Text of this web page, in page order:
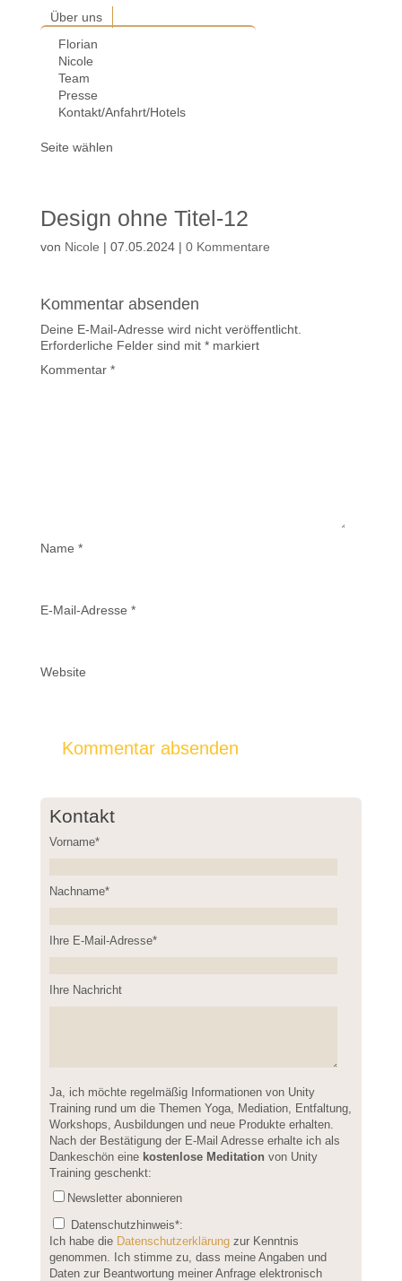
Über uns
Florian
Nicole
Team
Presse
Kontakt/Anfahrt/Hotels
Seite wählen
Design ohne Titel-12
von Nicole | 07.05.2024| 0 Kommentare
Kommentar absenden
Deine E-Mail-Adresse wird nicht veröffentlicht.
Erforderliche Felder sind mit *markiert
Kommentar *
Name *
E-Mail-Adresse *
Website
Kontakt
Vorname*
Nachname*
Please leave this field empty.
Ihre E-Mail-Adresse*
Ihre Nachricht
Please leave this field empty.
Ja, ich möchte regelmäßig Informationen von Unity
Training rund um die Themen Yoga, Mediation, Entfaltung,
Workshops, Ausbildungen und neue Produkte erhalten.
Nach der Bestätigung der E-Mail Adresse erhalte ich als
Dankeschön eine kostenlose Meditation von Unity
Training geschenkt:
Newsletter abonnieren
Datenschutzhinweis*:
Ich habe die Datenschutzerklärungzur Kenntnis
genommen. Ich stimme zu, dass meine Angaben und
Daten zur Beantwortung meiner Anfrage elektronisch